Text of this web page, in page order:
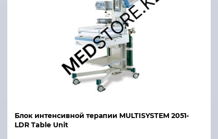
Блок интенсивной терапии MULTISYSTEM 2051-
LDR Table Unit